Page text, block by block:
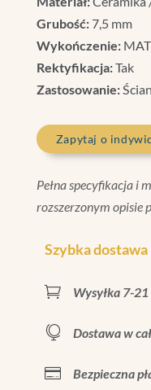
Grubość:7,5 mm
Wykończenie:
Rektyfikacja:Tak
Zastosowanie:
Zapytaj o
Pełna specyfikacja i
rozszerzonym opisie
Szybka
 Wysyłka 7-
 Dostawa w
 Bezpieczna